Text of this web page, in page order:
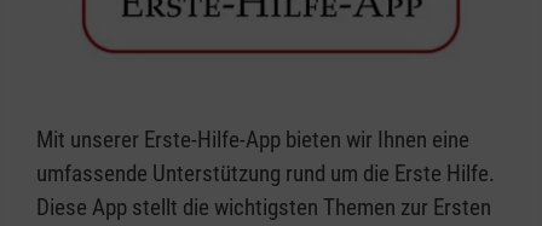
Mit unserer Erste-Hilfe-App bieten wir Ihnen eine
umfassende Unterstützung rund um die Erste Hilfe.
Diese App stellt die wichtigsten Themen zur Ersten